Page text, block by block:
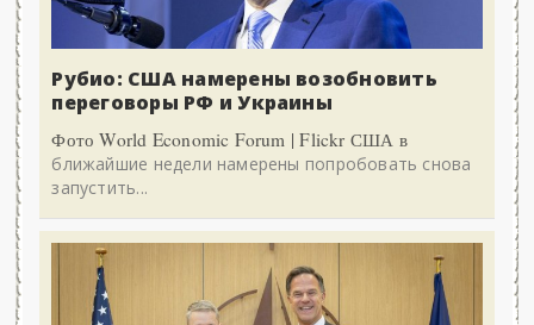
Рубио: США намерены возобновить
переговоры РФ и Украины
Фото World Economic Forum | Flickr США в
ближайшие недели намерены попробовать снова
запустить...